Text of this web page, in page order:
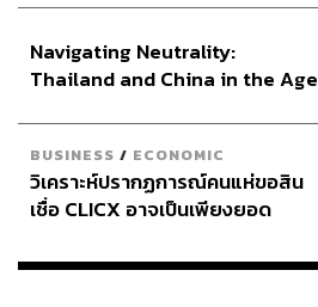
Navigating Neutrality:
Thailand and China in the Age
BUSINESS / ECONOMIC
วิเคราะห์ปรากฏการณ์คนแห่ขอสิน
เชื่อ CLICX อาจเป็นเพียงยอด
เรือนไทยที่ถูกซุกไว้